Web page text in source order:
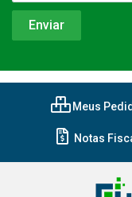
Meus
Notas